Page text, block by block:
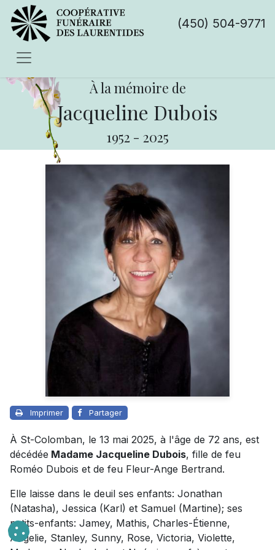
(450) 504-9771
À la mémoire de
Jacqueline Dubois
1952 - 2025
Imprimer Partager
À St-Colomban, le 13 mai 2025, à l'âge de 72 ans, est
décédée Madame Jacqueline Dubois, fille de feu
Roméo Dubois et de feu Fleur-Ange Bertrand.
Elle laisse dans le deuil ses enfants: Jonathan
(Natasha), Jessica (Karl) et Samuel (Martine); ses
petits-enfants: Jamey, Mathis, Charles-Étienne,
Angelie, Stanley, Sunny, Rose, Victoria, Violette,